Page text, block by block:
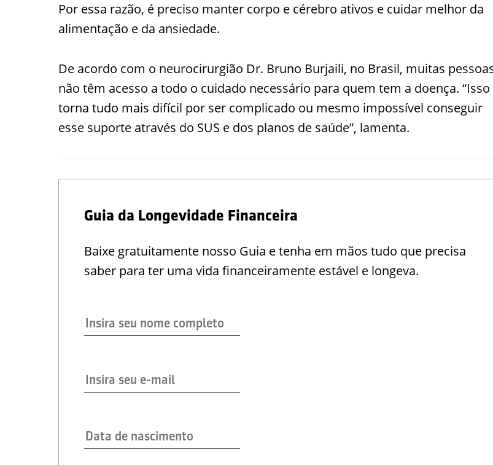
Por essa razão, é preciso manter corpo e cérebro ativos e cuidar melhor da
alimentação e da ansiedade.
De acordo com o neurocirurgião Dr. Bruno Burjaili, no Brasil, muitas
não têm acesso a todo o cuidado necessário para quem tem a doença. “Isso
torna tudo mais difícil por ser complicado ou mesmo impossível conseguir
esse suporte através do SUS e dos planos de saúde”, lamenta.
Guia da Longevidade Financeira
Baixe gratuitamente nosso Guia e tenha em mãos tudo que precisa
saber para ter uma vida financeiramente estável e longeva.